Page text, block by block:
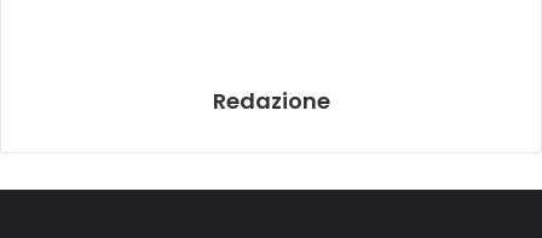
Redazione